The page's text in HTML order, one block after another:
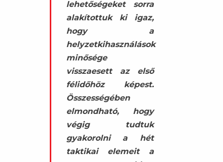
lehetőségeket sorra
alakítottuk ki igaz,
hogy a
helyzetkihasználások
minősége
visszaesett az első
félidőhöz képest.
Összességében
elmondható, hogy
végig tudtuk
gyakorolni a hét
taktikai elemeit a